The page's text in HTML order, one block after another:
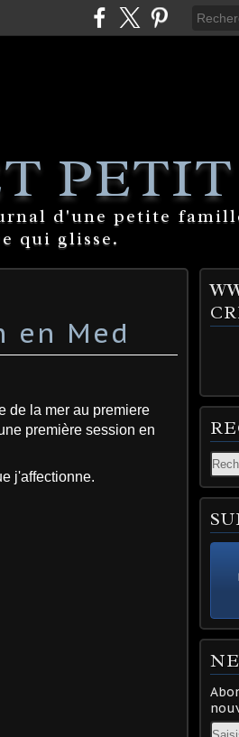
d'une petite
qui glisse.
en Med
de la mer au premiere
première session en
j'affectionne.